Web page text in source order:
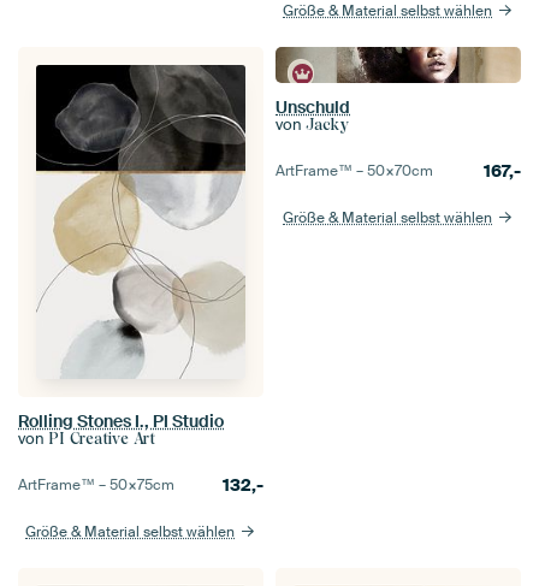
Größe & Material selbst wählen
Rolling Stones I., PI Studio
von PI Creative Art
ArtFrame™ –50×75cm 132,-
Größe & Material selbst wählen
Unschuld
von Jacky
ArtFrame™ –50×70cm 167,-
Größe & Material selbst wählen